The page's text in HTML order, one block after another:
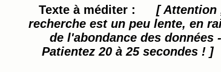
Texte à méditer :
[ Attention
recherche est un peu lente, en
de l'abondance des données -
Patientez 20 à 25 secondes ! ]